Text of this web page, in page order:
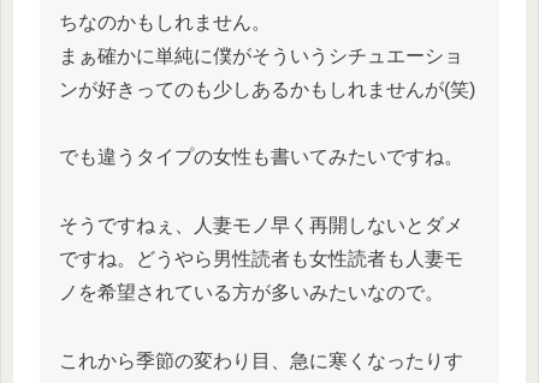
ちなのかもしれません。
まぁ確かに単純に僕がそういうシチュエーショ
ンが好きってのも少しあるかもしれませんが(笑)
でも違うタイプの女性も書いてみたいですね。
そうですねぇ、人妻モノ早く再開しないとダメ
ですね。どうやら男性読者も女性読者も人妻モ
ノを希望されている方が多いみたいなので。
これから季節の変わり目、急に寒くなったりす